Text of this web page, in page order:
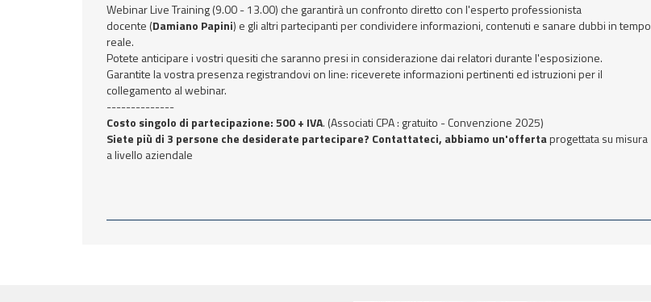
Webinar Live Training (9.00 - 13.00) che garantirà un confronto diretto con l'esperto professionista
docente (Damiano Papini) e gli altri partecipanti per condividere informazioni, contenuti e sanare dubbi in tempo
reale.
Potete anticipare i vostri quesiti che saranno presi in considerazione dai relatori durante l'esposizione.
Garantite la vostra presenza registrandovi on line: riceverete informazioni pertinenti ed istruzioni per il
collegamento al webinar.
--------------
Costo singolo di partecipazione: 500 + IVA. (Associati CPA : gratuito - Convenzione 2025)
Siete più di 3 persone che desiderate partecipare? Contattateci, abbiamo un'offertaprogettata su misura
a livello aziendale